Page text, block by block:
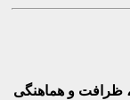
ظرافت و هماهنگی